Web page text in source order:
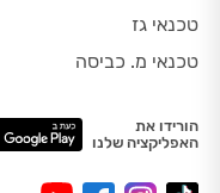
טכנאי גז
טכנאי מ. כביסה
הורידו את
האפליקציה שלנו